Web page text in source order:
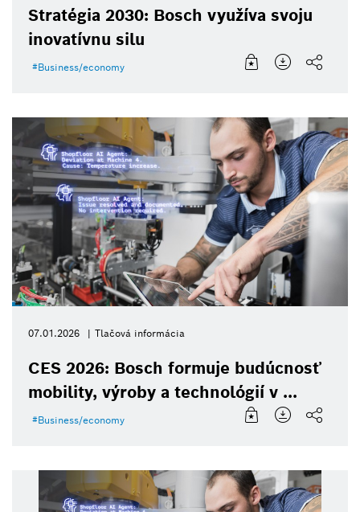
Stratégia 2030: Bosch využíva svoju
inovatívnu silu
Business/economy
07.01.2026 Tlačová informácia
CES 2026: Bosch formuje budúcnosť
mobility, výroby a technológií v ...
Business/economy